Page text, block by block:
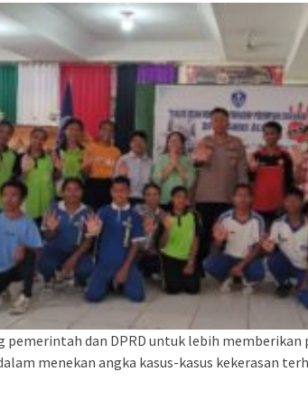
pemerintah dan DPRD untuk lebih memberikan
menekan angka kasus-kasus kekerasan